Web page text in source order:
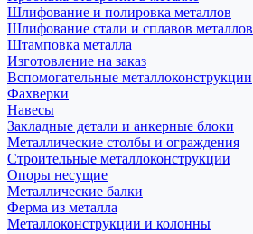
Шлифование и полировка металлов
Шлифование стали и сплавов металлов
Штамповка металла
Изготовление на заказ
Вспомогательные металлоконструкции
Фахверки
Навесы
Закладные детали и анкерные блоки
Металлические столбы и ограждения
Строительные металлоконструкции
Опоры несущие
Металлические балки
Ферма из металла
Металлоконструкции и колонны